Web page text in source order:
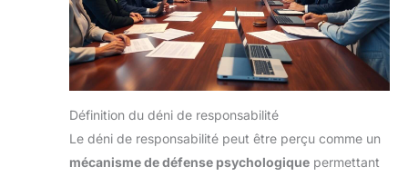
Définition du déni de responsabilité
Le déni de responsabilité peut être perçu comme un
mécanisme de défense psychologique permettant